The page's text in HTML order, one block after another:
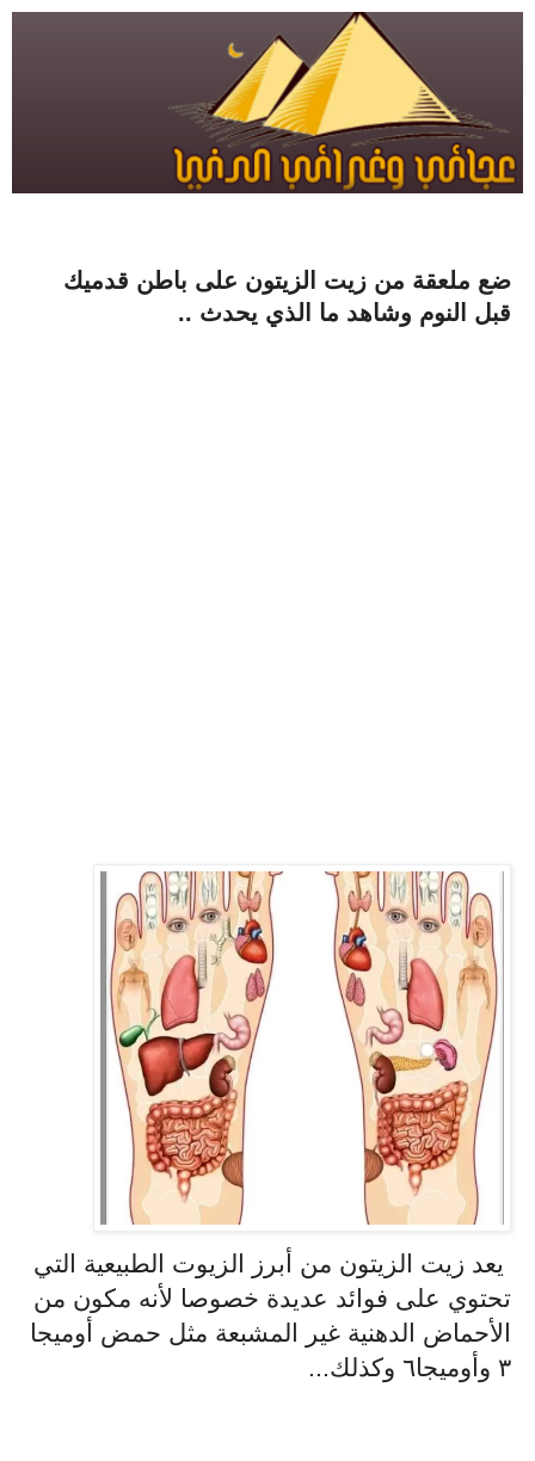
ضع ملعقة من زيت الزيتون على باطن قدميك
قبل النوم وشاهد ما الذي يحدث ..
يعد زيت الزيتون من أبرز الزيوت الطبيعية التي
تحتوي على فوائد عديدة خصوصا لأنه مكون من
الأحماض الدهنية غير المشبعة مثل حمض أوميجا
٣ وأوميجا٦ وكذلك...